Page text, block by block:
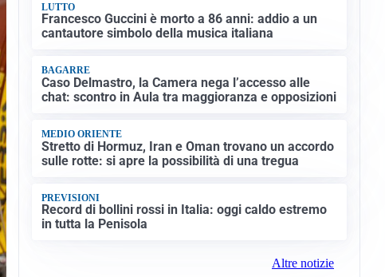
LUTTO
Francesco Guccini è morto a 86 anni: addio a un
cantautore simbolo della musica italiana
BAGARRE
Caso Delmastro, la Camera nega l’accesso alle
chat: scontro in Aula tra maggioranza e opposizioni
MEDIO ORIENTE
Stretto di Hormuz, Iran e Oman trovano un accordo
sulle rotte: si apre la possibilità di una tregua
PREVISIONI
Record di bollini rossi in Italia: oggi caldo estremo
in tutta la Penisola
Altre notizie